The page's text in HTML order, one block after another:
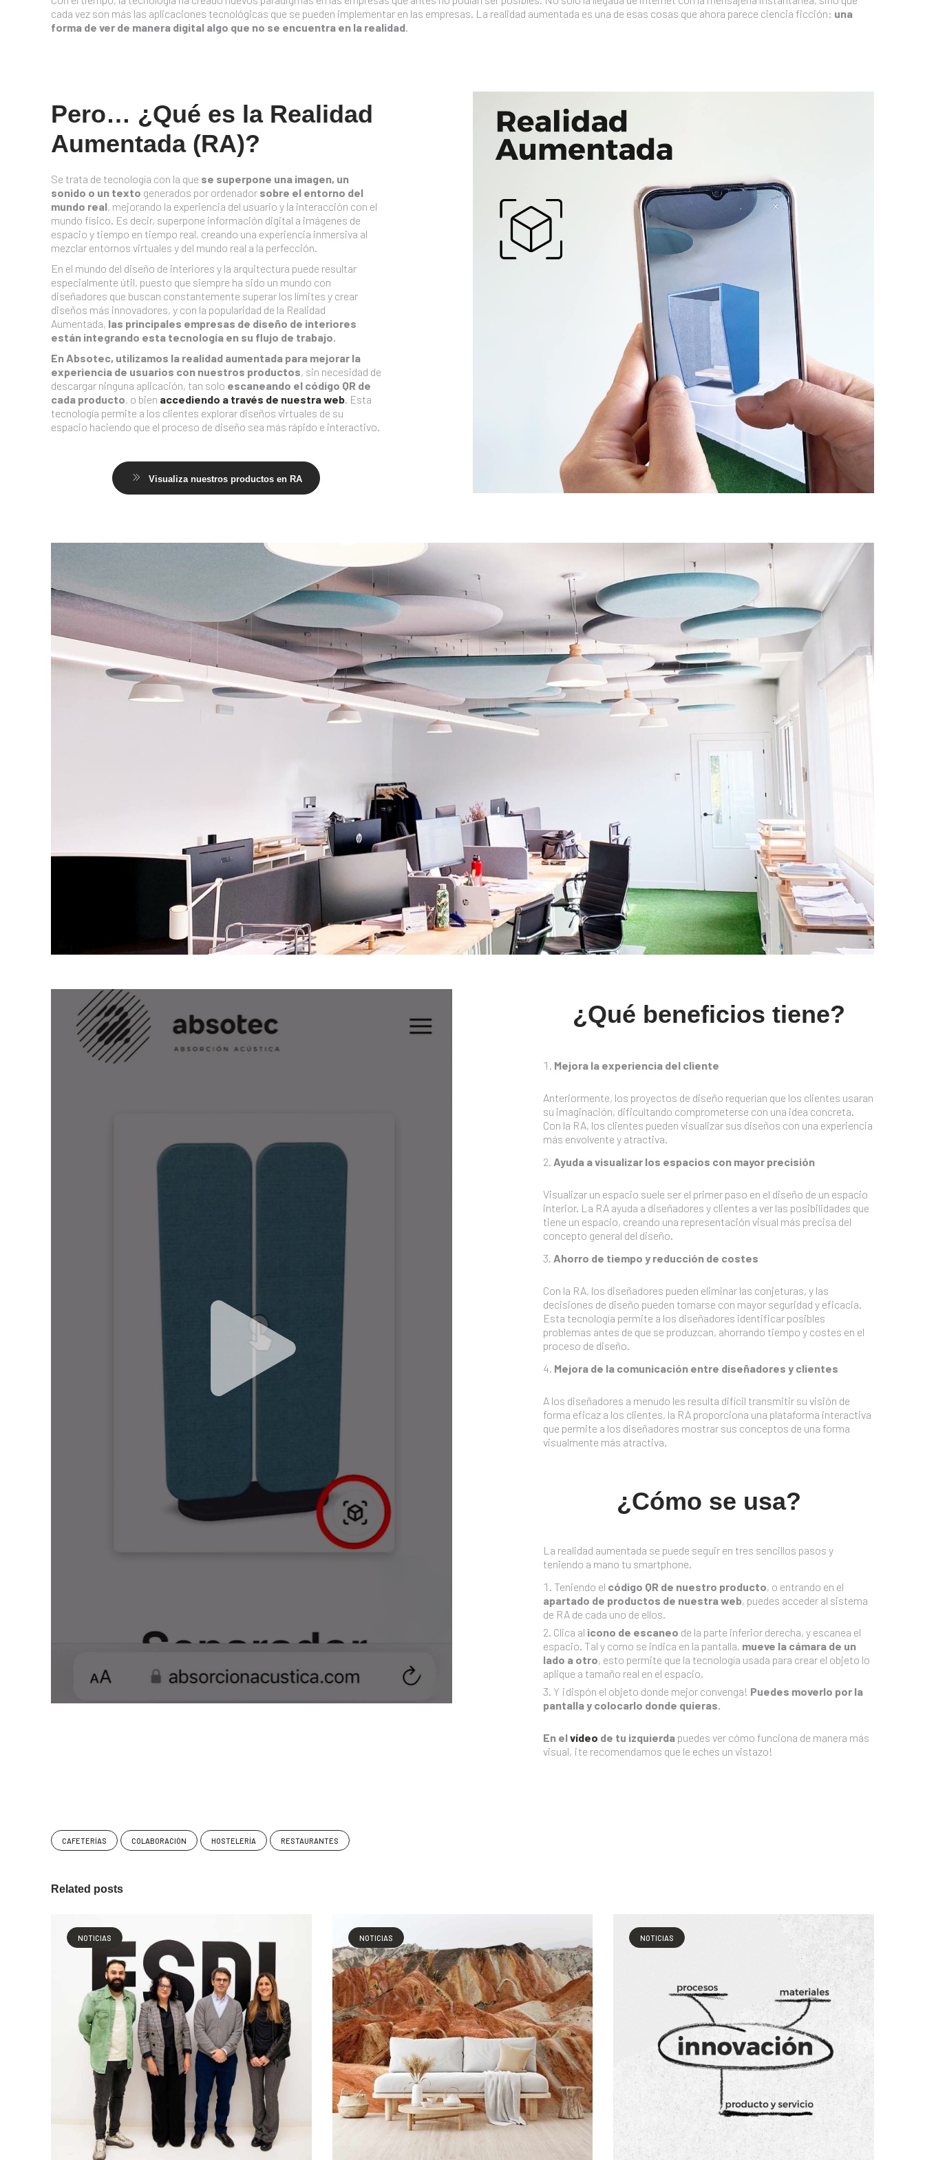
cada vez son más las aplicaciones tecnológicas que se pueden implementar en las empresas. La realidad aumentada es una de esas cosas que ahora parece ciencia ficción: una
forma de ver de manera digital algo que no se encuentra en la realidad.
Pero… ¿Qué es la Realidad
Aumentada (RA)?
Se trata de tecnología con la que se superpone una imagen, un
sonido o un texto generados por ordenador sobre el entorno del
mundo real, mejorando la experiencia del usuario y la interacción con el
mundo físico. Es decir, superpone información digital a imágenes de
espacio y tiempo en tiempo real, creando una experiencia inmersiva al
mezclar entornos virtuales y del mundo real a la perfección.
En el mundo del diseño de interiores y la arquitectura puede resultar
especialmente útil, puesto que siempre ha sido un mundo con
diseñadores que buscan constantemente superar los límites y crear
diseños más innovadores, y con la popularidad de la Realidad
Aumentada, las principales empresas de diseño de interiores
están integrando esta tecnología en su flujo de trabajo.
En Absotec, utilizamos la realidad aumentada para mejorar la
experiencia de usuarios con nuestros productos, sin necesidad de
descargar ninguna aplicación, tan solo escaneando el código QR de
cada producto, o bien accediendo a través de nuestra web. Esta
tecnología permite a los clientes explorar diseños virtuales de su
espacio haciendo que el proceso de diseño sea más rápido e interactivo.
Visualiza nuestros productos en RA
¿Qué beneficios tiene?
Mejora la experiencia del cliente
Anteriormente, los proyectos de diseño requerían que los clientes usaran
su imaginación, dificultando comprometerse con una idea concreta.
Con la RA, los clientes pueden visualizar sus diseños con una experiencia
más envolvente y atractiva.
Ayuda a visualizar los espacios con mayor precisión
Visualizar un espacio suele ser el primer paso en el diseño de un espacio
interior. La RA ayuda a diseñadores y clientes a ver las posibilidades que
tiene un espacio, creando una representación visual más precisa del
concepto general del diseño.
Ahorro de tiempo y reducción de costes
Con la RA, los diseñadores pueden eliminar las conjeturas, y las
decisiones de diseño pueden tomarse con mayor seguridad y eficacia.
Esta tecnología permite a los diseñadores identificar posibles
problemas antes de que se produzcan, ahorrando tiempo y costes en el
proceso de diseño.
Mejora de la comunicación entre diseñadores y clientes
A los diseñadores a menudo les resulta difícil transmitir su visión de
forma eficaz a los clientes, la RA proporciona una plataforma interactiva
que permite a los diseñadores mostrar sus conceptos de una forma
visualmente más atractiva.
¿Cómo se usa?
La realidad aumentada se puede seguir en tres sencillos pasos y
teniendo a mano tu smartphone.
Teniendo el código QR de nuestro producto, o entrando en el
apartado de productos de nuestra web, puedes acceder al sistema
de RA de cada uno de ellos.
Clica al icono de escaneo de la parte inferior derecha, y escanea el
espacio. Tal y como se indica en la pantalla, mueve la cámara de un
lado a otro, esto permite que la tecnología usada para crear el objeto lo
aplique a tamaño real en el espacio.
Y ¡dispón el objeto donde mejor convenga! Puedes moverlo por la
pantalla y colocarlo donde quieras.
En elvídeo de tu izquierda puedes ver cómo funciona de manera más
visual, ¡te recomendamos que le eches un vistazo!
CAFETERÍAS COLABORACIÓN HOSTELERÍA RESTAURANTES
Related posts
NOTICIAS NOTICIAS NOTICIAS